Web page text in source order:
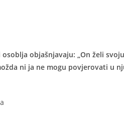
objašnjavaju: „On želi
ni ja ne mogu povjerovati u